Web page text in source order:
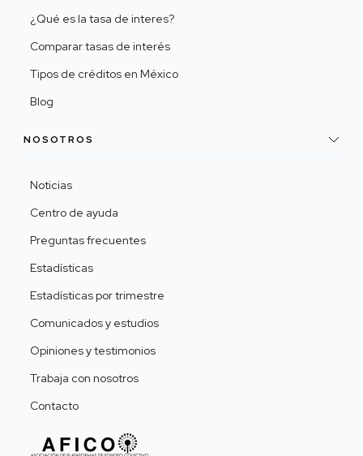
¿Qué es la tasa de interes?
Comparar tasas de interés
Tipos de créditos en México
Blog
NOSOTROS
Noticias
Centro de ayuda
Preguntas frecuentes
Estadísticas
Estadísticas por trimestre
Comunicados y estudios
Opiniones y testimonios
Trabaja con nosotros
Contacto